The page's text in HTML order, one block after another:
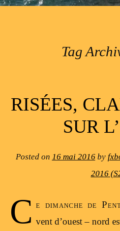
Tag
RISÉES,
SUR
Posted on 16 mai 2016by
2016
C e dimanche de
vent d’ouest – nord